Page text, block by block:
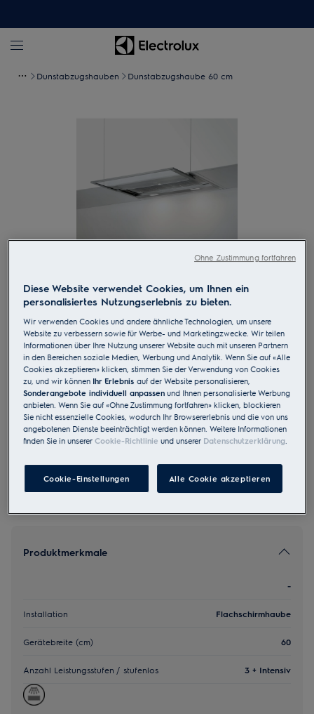
Dunstabzugshauben Dunstabzugshaube 60 cm
DAGL6042VI
Abluft Umluft Flachschirmhaube A+
60 cm Chrom
4.5 (6)
EU Produkt Fiche
CHF 1’140.00
UVP inkl. MwSt CHF (exkl. vRB)
Produktmerkmale
-
Installation Flachschirmhaube
Gerätebreite (cm) 60
Anzahl Leistungsstufen / stufenlos 3 + Intensiv
Diese Website verwendet Cookies, um Ihnen ein
personalisiertes Nutzungserlebnis zu bieten.
Wir verwenden Cookies und andere ähnliche Technologien, um unsere
Website zu verbessern sowie für Werbe- und Marketingzwecke. Wir teilen
Informationen über Ihre Nutzung unserer Website auch mit unseren Partnern
in den Bereichen soziale Medien, Werbung und Analytik. Wenn Sie auf «Alle
Cookies akzeptieren» klicken, stimmen Sie der Verwendung von Cookies
zu, und wir können Ihr Erlebnisauf der Website personalisieren,
Sonderangebote individuell anpassen und Ihnen personalisierte Werbung
anbieten. Wenn Sie auf «Ohne Zustimmung fortfahren» klicken, blockieren
Sie nicht essenzielle Cookies, wodurch Ihr Browsererlebnis und die von uns
angebotenen Dienste beeinträchtigt werden können. Weitere Informationen
finden Sie in unsererCookie-Richtlinie und unserer Datenschutzerklärung.
Cookie-Einstellungen Alle Cookie akzeptieren
Ohne Zustimmung fortfahren